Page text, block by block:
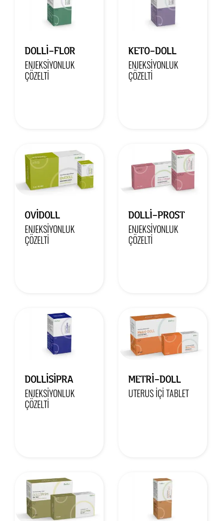
DOLLİ-FLOR
ENJEKSIYONLUK
ÇÖZELTI
KETO-DOLL
ENJEKSIYONLUK
ÇÖZELTI
OVİDOLL
ENJEKSIYONLUK
ÇÖZELTI
DOLLİ-PROST
ENJEKSIYONLUK
ÇÖZELTI
DOLLİSİPRA
ENJEKSIYONLUK
ÇÖZELTI
METRİ-DOLL
UTERUS İÇI TABLET